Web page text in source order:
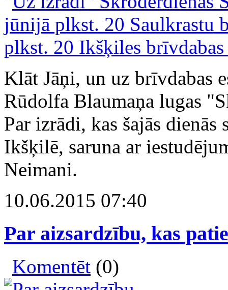
Klāt Jāņi, un uz brīvdabas
Rūdolfa Blaumaņa lugas
Par izrādi, kas šajās dienās
Ikšķilē, saruna ar
Neimani.
10.06.2015 07:40
Par aizsardzību, kas
Komentēt (0)